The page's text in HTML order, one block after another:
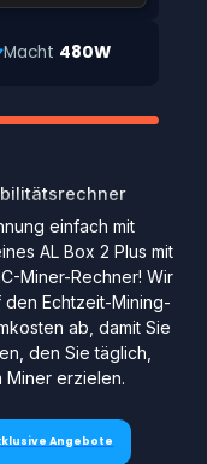
Macht 480W
einfach mit
AL Box 2 Plus mit
Miner-Rechner! Wir
Echtzeit-Mining-
ab, damit Sie
den Sie täglich,
Miner erzielen.
Angebote